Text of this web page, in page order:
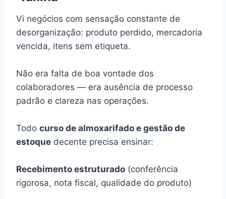
Vi negócios com sensação constante de
desorganização: produto perdido, mercadoria
vencida, itens sem etiqueta.
Não era falta de boa vontade dos
colaboradores — era ausência de processo
padrão e clareza nas operações.
Todo curso de almoxarifado e gestão de
estoque decente precisa ensinar:
Recebimento estruturado (conferência
rigorosa, nota fiscal, qualidade do produto)